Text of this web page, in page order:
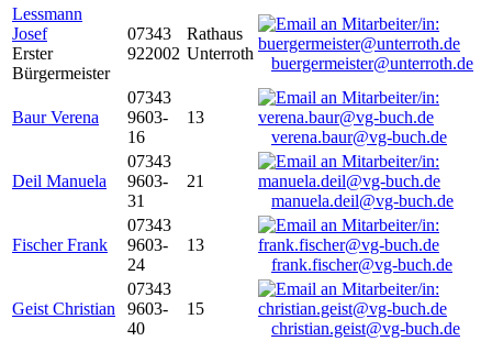
Lessmann
Josef
Erster
Bürgermeister
07343
922002
Rathaus
Unterroth
buergermeister@unterroth.de
Baur Verena
07343
9603-
16
13
verena.baur@vg-buch.de
Deil Manuela
07343
9603-
31
21
manuela.deil@vg-buch.de
Fischer Frank
07343
9603-
24
13
frank.fischer@vg-buch.de
Geist Christian
07343
9603-
40
15
christian.geist@vg-buch.de